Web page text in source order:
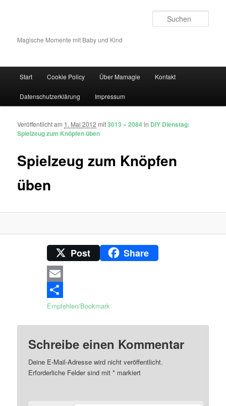
Magische Momente mit Baby und Kind
Zum Inhalt wechseln
Zum sekundären Inhalt wechseln
Start Cookie Policy Über Mamagie Kontakt
Datenschutzerklärung Impressum
Bilder-Navigation
Spielzeug zum Knöpfen
üben
Veröffentlicht am 1. Mai 2012 mit3013 × 2084in DIY Dienstag:
Spielzeug zum Knöpfen üben
Post Share
Email
Empfehlen/Bookmark
Schreibe einen Kommentar
Deine E-Mail-Adresse wird nicht veröffentlicht.
Erforderliche Felder sind mit* markiert